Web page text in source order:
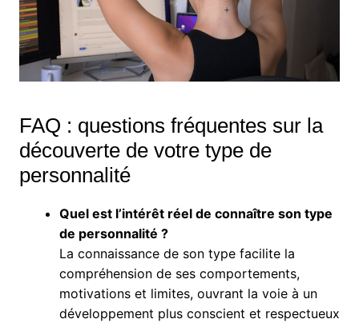
FAQ : questions fréquentes sur la
découverte de votre type de
personnalité
Quel est l’intérêt réel de connaître son type
de personnalité ?
La connaissance de son type facilite la
compréhension de ses comportements,
motivations et limites, ouvrant la voie à un
développement plus conscient et respectueux